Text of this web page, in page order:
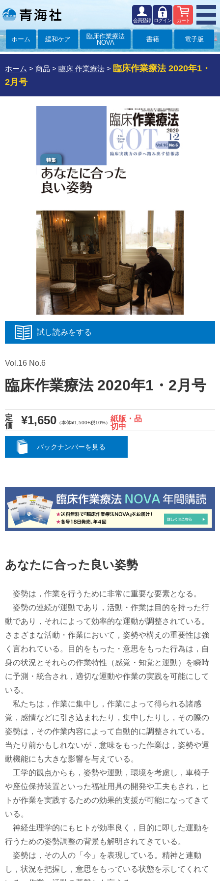
カート
ログイン
会員登録
ホーム 緩和ケア
臨床作業療法
NOVA
書籍 電子版
ホーム > 商品 > 臨床 作業療法 > 臨床作業療法 2020年1・
2月号
試し読みをする
Vol.16 No.6
臨床作業療法 2020年1・2月号
定
価
¥1,650 （本体¥1,500+税10%）紙版・品
切中
バックナンバーを見る
あなたに合った良い姿勢
姿勢は，作業を行うために非常に重要な要素となる。
姿勢の連続が運動であり，活動・作業は目的を持った行
動であり，それによって効率的な運動が調整されている。
さまざまな活動・作業において，姿勢や構えの重要性は強
く言われている。目的をもった・意思をもった行為は，自
身の状況とそれらの作業特性（感覚・知覚と運動）を瞬時
に予測・統合され，適切な運動や作業の実践を可能にして
いる。
私たちは，作業に集中し，作業によって得られる諸感
覚，感情などに引き込まれたり，集中したりし，その際の
姿勢は，その作業内容によって自動的に調整されている。
当たり前かもしれないが，意味をもった作業は，姿勢や運
動機能にも大きな影響を与えている。
工学的観点からも，姿勢や運動，環境を考慮し，車椅子
や座位保持装置といった福祉用具の開発や工夫もされ，ヒ
トが作業を実践するための効果的支援が可能になってきて
いる。
神経生理学的にもヒトが効率良く，目的に即した運動を
行うための姿勢調整の背景も解明されてきている。
姿勢は，その人の「今」を表現している。精神と連動
し，状況を把握し，意思をもっている状態を示してくれて